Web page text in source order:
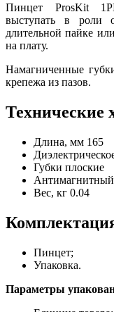
Пинцет ProsKit
выступать в роли
длительной пайке
на плату.
Намагниченные
крепежа из пазов.
Технические
Длина, мм 165
Губки плоские
Антимагнитный
Вес, кг 0.04
Пинцет;
Упаковка.
Параметры